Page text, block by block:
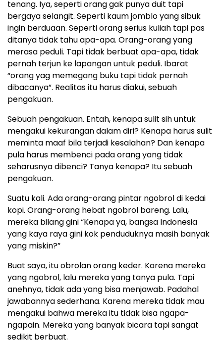
tenang. Iya, seperti orang gak punya duit tapi
bergaya selangit. Seperti kaum jomblo yang sibuk
ingin berduaan. Seperti orang serius kuliah tapi pas
ditanya tidak tahu apa-apa. Orang-orang yang
merasa peduli. Tapi tidak berbuat apa-apa, tidak
pernah terjun ke lapangan untuk peduli. Ibarat
“orang yag memegang buku tapi tidak pernah
dibacanya”. Realitas itu harus diakui, sebuah
pengakuan.
Sebuah pengakuan. Entah, kenapa sulit sih untuk
mengakui kekurangan dalam diri? Kenapa harus sulit
meminta maaf bila terjadi kesalahan? Dan kenapa
pula harus membenci pada orang yang tidak
seharusnya dibenci? Tanya kenapa? Itu sebuah
pengakuan.
Suatu kali. Ada orang-orang pintar ngobrol di kedai
kopi. Orang-orang hebat ngobrol bareng. Lalu,
mereka bilang gini “Kenapa ya, bangsa Indonesia
yang kaya raya gini kok penduduknya masih banyak
yang miskin?”
Buat saya, itu obrolan orang keder. Karena mereka
yang ngobrol, lalu mereka yang tanya pula. Tapi
anehnya, tidak ada yang bisa menjawab. Padahal
jawabannya sederhana. Karena mereka tidak mau
mengakui bahwa mereka itu tidak bisa ngapa-
ngapain. Mereka yang banyak bicara tapi sangat
sedikit berbuat.